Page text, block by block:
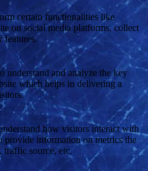
certain functionalities like
on social media platforms, collect
features.
understand and analyze the key
which helps in delivering a
how visitors interact with
provide information on metrics the
traffic source, etc.